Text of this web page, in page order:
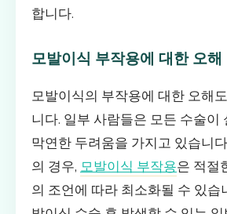
합니다.
모발이식 부작용에 대한 오해
모발이식의 부작용에 대한 오해
니다. 일부 사람들은 모든 수술이
막연한 두려움을 가지고 있습니
의 경우, 모발이식 부작용은 적절
의 조언에 따라 최소화될 수 있습